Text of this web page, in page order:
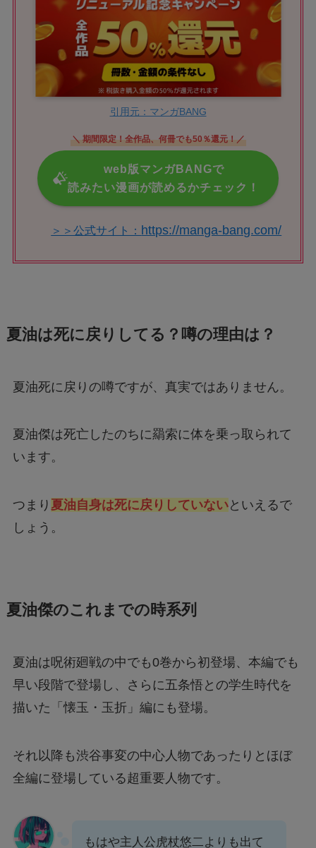
引用元：マンガBANG
＼ 期間限定！全作品、何冊でも50％還元！／
web版マンガBANGで
読みたい漫画が読めるかチェック！
＞＞公式サイト： https://manga-bang.com/
夏油は死に戻りしてる？噂の理由は？
夏油死に戻りの噂ですが、真実ではありません。
夏油傑は死亡したのちに羂索に体を乗っ取られて
います。
つまり 夏油自身は死に戻りしていないといえるで
しょう。
夏油傑のこれまでの時系列
夏油は呪術廻戦の中でも0巻から初登場、本編でも
早い段階で登場し、さらに五条悟との学生時代を
描いた「懐玉・玉折」編にも登場。
それ以降も渋谷事変の中心人物であったりとほぼ
全編に登場している超重要人物です。
もはや主人公虎杖悠二よりも出て